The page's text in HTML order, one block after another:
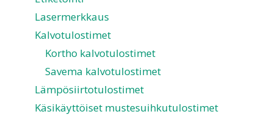
Lasermerkkaus
Kalvotulostimet
Kortho kalvotulostimet
Savema kalvotulostimet
Lämpösiirtotulostimet
Käsikäyttöiset mustesuihkutulostimet